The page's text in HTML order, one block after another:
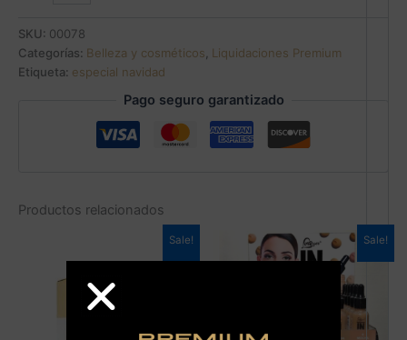
+
SKU: 00078
Categorías: Belleza y cosméticos Liquidaciones Premium
Etiqueta: especial navidad
Pago seguro garantizado
Productos relacionados
Sale! Sale!